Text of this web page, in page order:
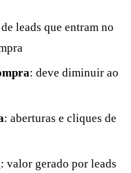
leads que entram no
: deve diminuir ao
: aberturas e cliques de
: valor gerado por leads